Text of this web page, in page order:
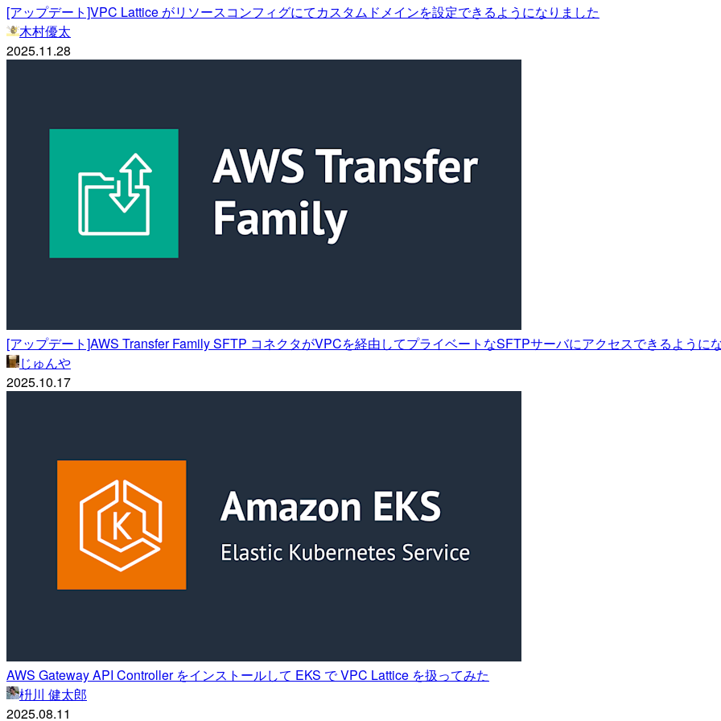
[アップデート]VPC Lattice がリソースコンフィグにてカスタムドメインを設定できるようになりました
木村優太
2025.11.28
[アップデート]AWS Transfer Family SFTP コネクタがVPCを経由してプライベートなSFTPサーバにアクセスできるように
じゅんや
2025.10.17
AWS Gateway API Controller をインストールして EKS で VPC Lattice を扱ってみた
枡川 健太郎
2025.08.11